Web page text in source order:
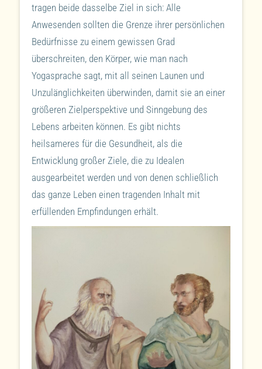
tragen beide dasselbe Ziel in sich: Alle
Anwesenden sollten die Grenze ihrer persönlichen
Bedürfnisse zu einem gewissen Grad
überschreiten, den Körper, wie man nach
Yogasprache sagt, mit all seinen Launen und
Unzulänglichkeiten überwinden, damit sie an einer
größeren Zielperspektive und Sinngebung des
Lebens arbeiten können. Es gibt nichts
heilsameres für die Gesundheit, als die
Entwicklung großer Ziele, die zu Idealen
ausgearbeitet werden und von denen schließlich
das ganze Leben einen tragenden Inhalt mit
erfüllenden Empfindungen erhält.